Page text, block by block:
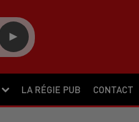
LA RÉGIE PUB CONTACT